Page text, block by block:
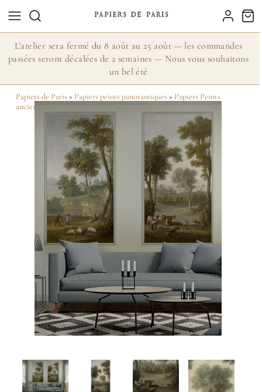
L'atelier sera fermé du 8 août au 25 août — les commandes
passées seront décalées de 2 semaines — Nous vous souhaitons
un bel été
Papiers de Paris > Papiers peints panoramiques > Papiers Peints
anciens